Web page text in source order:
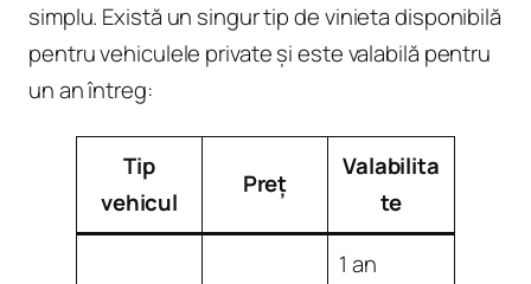
simplu. Există un singur tip devinietadisponibilă
pentru vehiculele private și este valabilă pentru
un an întreg:
Tip
vehicul
Preț
Valabilita
te
1 an